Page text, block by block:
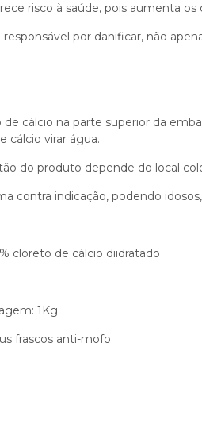
risco à saúde, pois aumenta os
por danificar, não
de cálcio na parte superior da
cálcio virar água.
do produto depende do local
contra indicação, podendo
cloreto de cálcio diidratado
1Kg
frascos anti-mofo